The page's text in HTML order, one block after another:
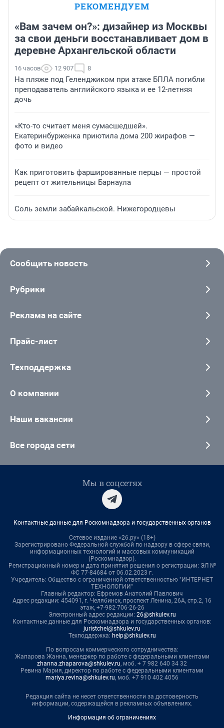
РЕКОМЕНДУЕМ
«Вам зачем он?»: дизайнер из Москвы
за свои деньги восстанавливает дом в
деревне Архангельской области
16 часов 12 907 8
На пляже под Геленджиком при атаке БПЛА погибли
преподаватель английского языка и ее 12-летняя
дочь
«Кто-то считает меня сумасшедшей».
Екатеринбурженка приютила дома 200 жирафов —
фото и видео
Как приготовить фаршированные перцы — простой
рецепт от жительницы Барнаула
Соль земли забайкальской. Нижегородцевы
Сообщить новость
Рубрики
Реклама на сайте
Прайс-лист
Техподдержка
О компании
Наши вакансии
Все города сети
Мы в соцсетях
Контактные данные для Роскомнадзора и государственных органов
Сетевое издание «26.ру» (18+)
Зарегистрировано Федеральной службой по надзору в сфере связи,
информационных технологий и массовых коммуникаций
(Роскомнадзор).
Регистрационный номер и дата принятия решения о регистрации: ЭЛ №
ФС 77-84684 от 06.02.2023 г.
Учредитель: Общество с ограниченной ответственностью "ИНТЕРНЕТ
ТЕХНОЛОГИИ"
Главный редактор: Ефремов Анатолий Павлович
Адрес редакции: 454091, г. Челябинск, проспект Ленина, 26А, стр.2, 16
этаж, +7-982-706-26-26
Электронный адрес редакции: 26@shkulev.ru
Контактные данные для Роскомнадзора и государственных органов:
juristchel@shkulev.ru
Техподдержка: help@shkulev.ru
По вопросам коммерческого сотрудничества:
Жапарова Жанна, менеджер по работе с федеральными клиентами
zhanna.zhaparova@shkulev.ru, моб. + 7 982 640 34 32
Ревина Мария, директор по работе с федеральными клиентами
mariya.revina@shkulev.ru, моб. +7 910 402 4056
Редакция сайта не несет ответственности за достоверность
информации, содержащейся в рекламных объявлениях.
Информация об ограничениях